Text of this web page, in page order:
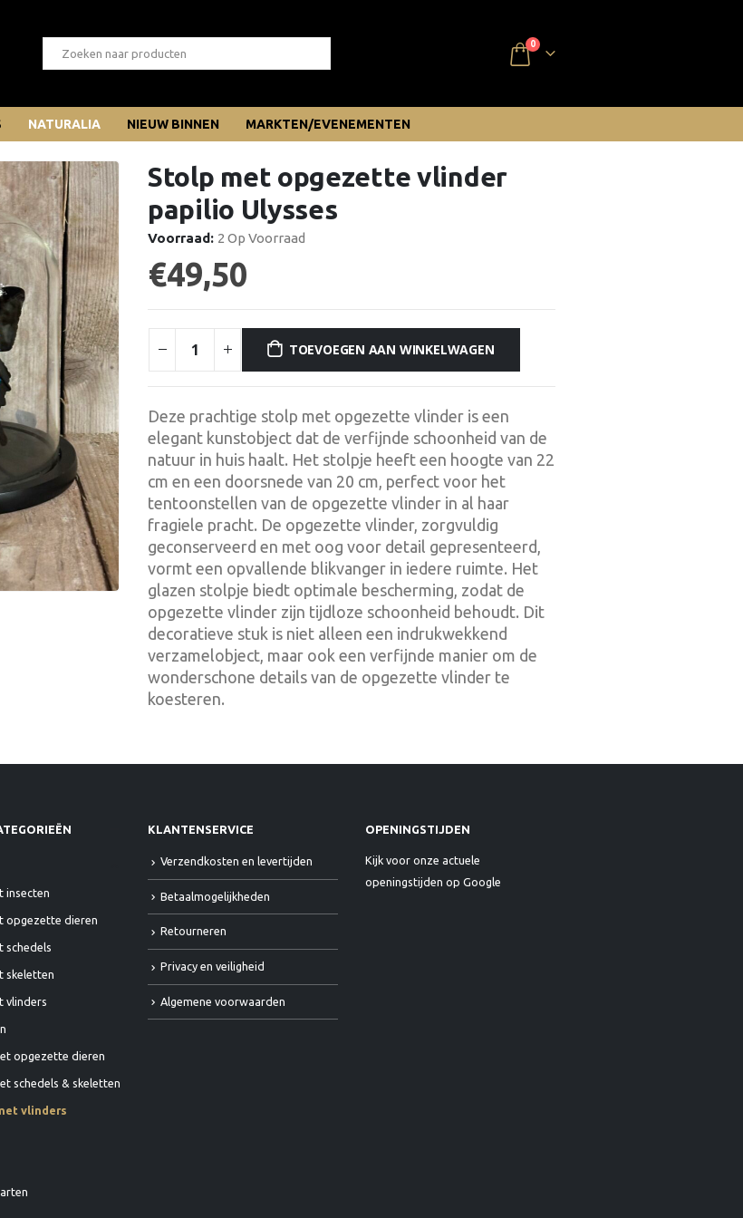
0
NATURALIA NIEUW BINNEN MARKTEN/EVENEMENTEN
Stolp met opgezette vlinder
papilio Ulysses
Voorraad: 2 Op Voorraad
€49,50
TOEVOEGEN AAN WINKELWAGEN
Deze prachtige stolp met opgezette vlinder is een
elegant kunstobject dat de verfijnde schoonheid van de
natuur in huis haalt. Het stolpje heeft een hoogte van 22
cm en een doorsnede van 20 cm, perfect voor het
tentoonstellen van de opgezette vlinder in al haar
fragiele pracht. De opgezette vlinder, zorgvuldig
geconserveerd en met oog voor detail gepresenteerd,
vormt een opvallende blikvanger in iedere ruimte. Het
glazen stolpje biedt optimale bescherming, zodat de
opgezette vlinder zijn tijdloze schoonheid behoudt. Dit
decoratieve stuk is niet alleen een indrukwekkend
verzamelobject, maar ook een verfijnde manier om de
wonderschone details van de opgezette vlinder te
koesteren.
insecten
opgezette dieren
schedels
skeletten
vlinders
opgezette dieren
schedels & skeletten
vlinders
KLANTENSERVICE
Verzendkosten en levertijden
Betaalmogelijkheden
Retourneren
Privacy en veiligheid
Algemene voorwaarden
OPENINGSTIJDEN
Kijk voor onze actuele
openingstijden op Google